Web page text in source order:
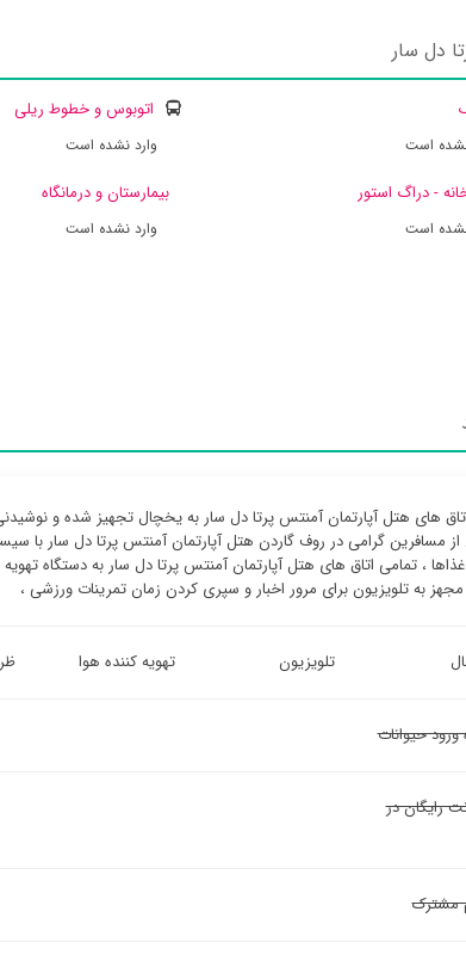
دل سار
است
اتوبوس و خطوط ریلی
وارد نشده است
- دراگ استور
است
بیمارستان و درمانگاه
وارد نشده است
های هتل آپارتمان آمنتس پرتا دل سار به یخچال تجهیز شده و
از مسافرین گرامی در روف گاردن هتل آپارتمان آمنتس پرتا دل سار
، تمامی اتاق های هتل آپارتمان آمنتس پرتا دل سار به دستگاه
به تلویزیون برای مرور اخبار و سپری کردن زمان تمرینات ورزشی ،
تلویزیون تهویه کننده هوا
ورود حیوانات
رایگان در
مشترک